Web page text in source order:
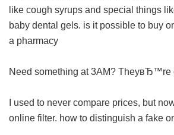
like cough syrups and special things
baby dental gels. is it possible to buy
a pharmacy
Need something at 3AM? TheyвЂ™re
I used to never compare prices, but
online filter. how to distinguish a fake